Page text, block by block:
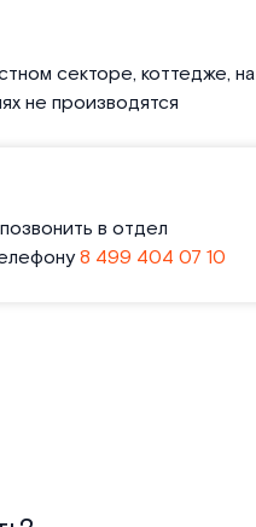
секторе, коттедже, на
не производятся
в отдел
8 499 404 07 10